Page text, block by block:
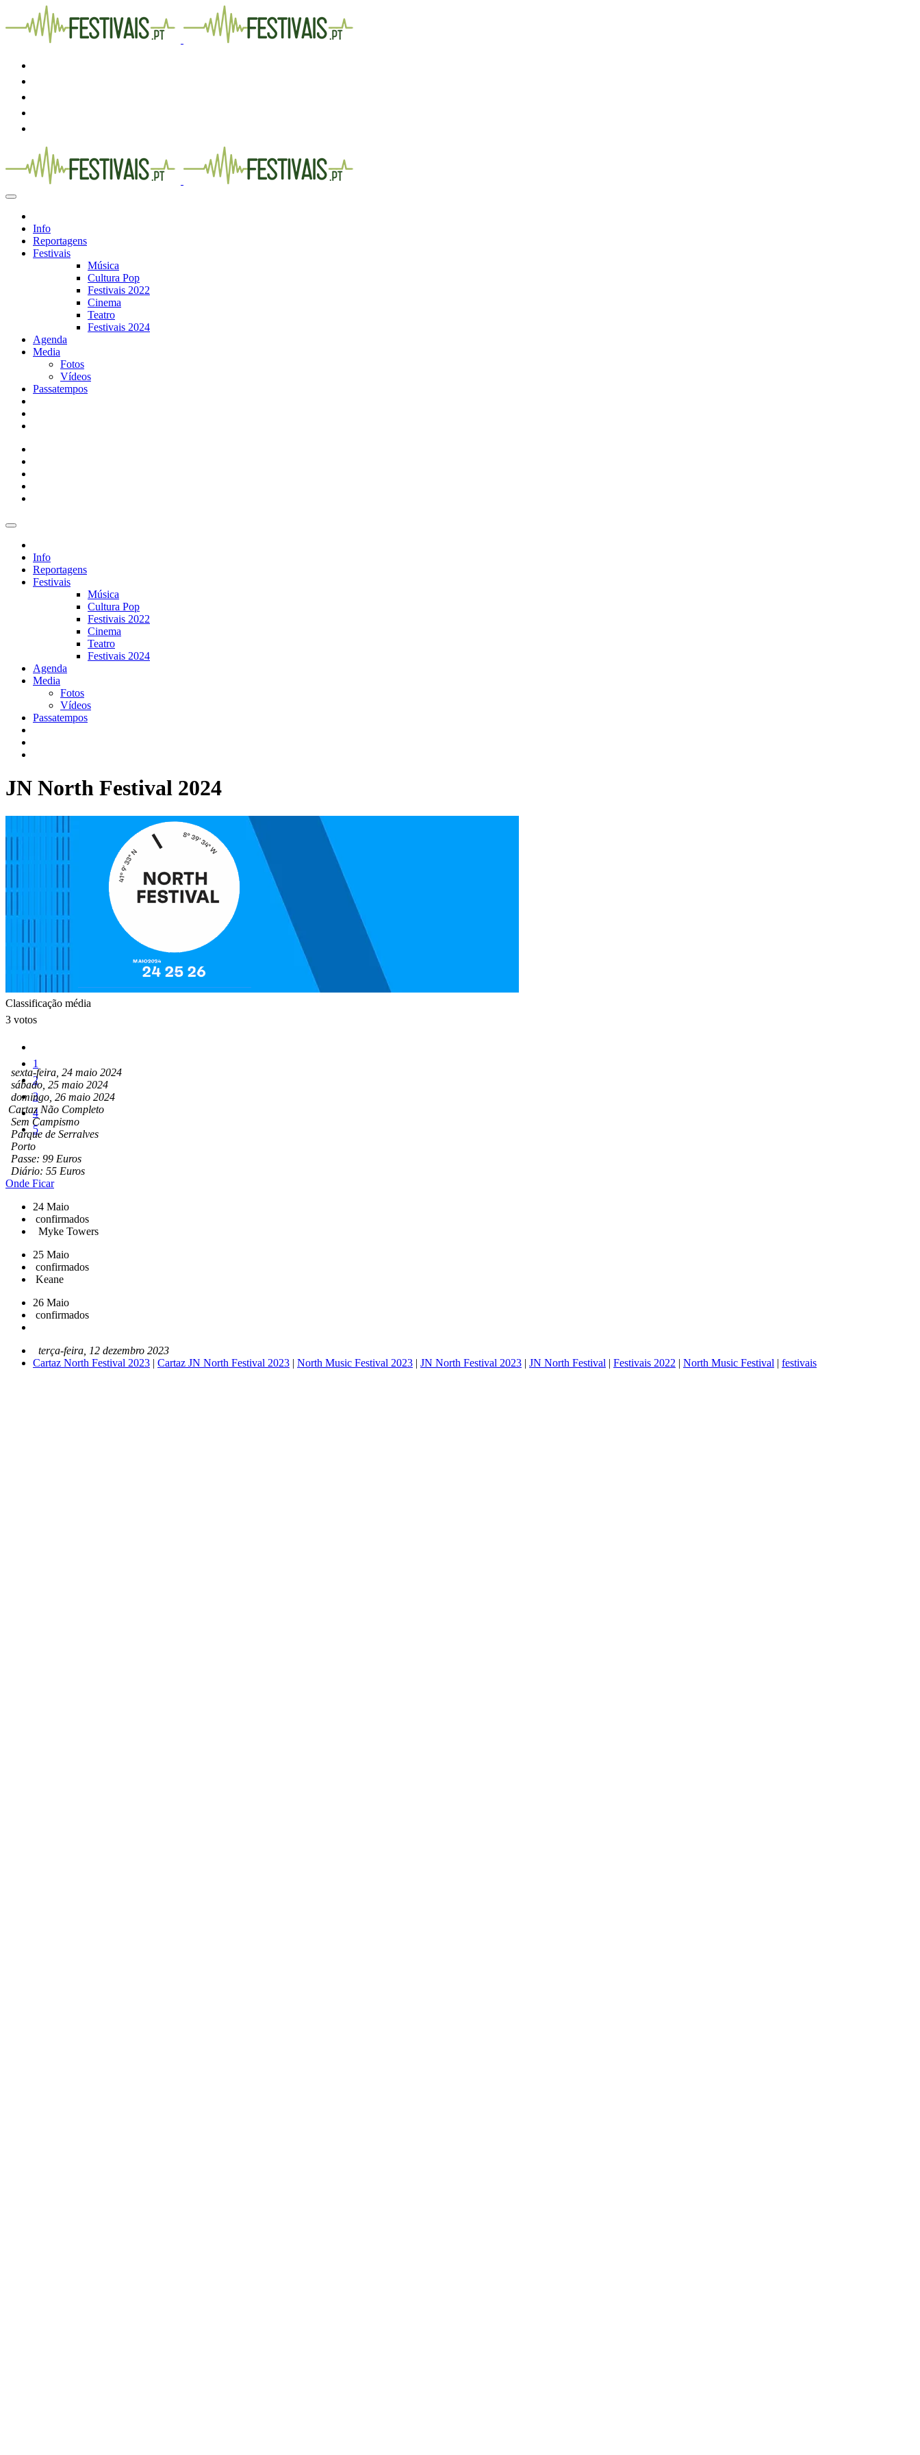
Info
Reportagens
Festivais
Música
Cultura Pop
Festivais 2022
Cinema
Teatro
Festivais 2024
Agenda
Media
Fotos
Vídeos
Passatempos
Info
Reportagens
Festivais
Música
Cultura Pop
Festivais 2022
Cinema
Teatro
Festivais 2024
Agenda
Media
Fotos
Vídeos
Passatempos
JN North Festival 2024
Classificação média
3 votos
1
2
3
4
5
sexta-feira, 24 maio 2024
sábado, 25 maio 2024
domingo, 26 maio 2024
Cartaz Não Completo
Sem Campismo
Parque de Serralves
Porto
Passe: 99 Euros
Diário: 55 Euros
Onde Ficar
24 Maio
confirmados
Myke Towers
25 Maio
confirmados
Keane
26 Maio
confirmados
terça-feira, 12 dezembro 2023
Cartaz North Festival 2023 | Cartaz JN North Festival 2023 | North Music Festival 2023 | JN North Festival 2023 | JN North Festival | Festivais 2022 | North Music Festival | festivais